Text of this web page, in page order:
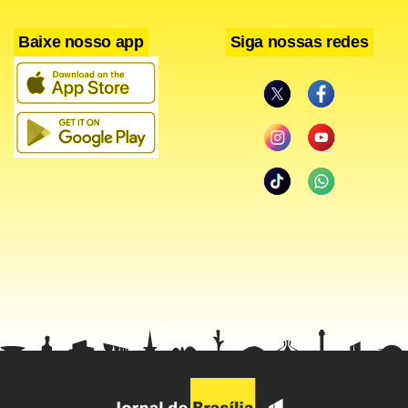
Facebook
WhatsApp
LinkedIn
Twitter Telegram
Share
Baixe nosso app Siga nossas redes